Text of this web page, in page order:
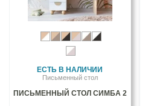
ЕСТЬ В НАЛИЧИИ
Письменный стол
ПИСЬМЕННЫЙ СТОЛ СИМБА 2